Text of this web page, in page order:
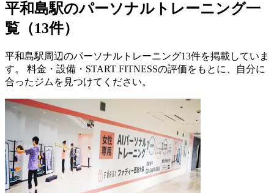
平和島駅のパーソナルトレーニング一
覧（13件）
平和島駅周辺のパーソナルトレーニング13件を掲載していま
す。 料金・設備・START FITNESSの評価をもとに、自分に
合ったジムを見つけてください。